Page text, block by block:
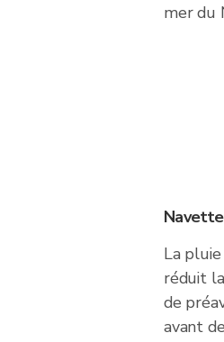
mer du
La
réduit
de
avant